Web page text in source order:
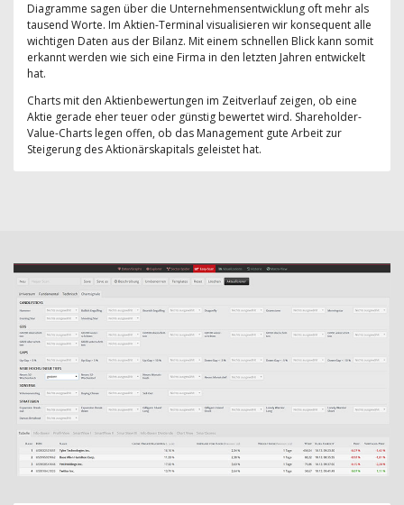
Diagramme sagen über die Unternehmensentwicklung oft mehr als
tausend Worte. Im Aktien-Terminal visualisieren wir konsequent alle
wichtigen Daten aus der Bilanz. Mit einem schnellen Blick kann somit
erkannt werden wie sich eine Firma in den letzten Jahren entwickelt
hat.
Charts mit den Aktienbewertungen im Zeitverlauf zeigen, ob eine
Aktie gerade eher teuer oder günstig bewertet wird. Shareholder-
Value-Charts legen offen, ob das Management gute Arbeit zur
Steigerung des Aktionärskapitals geleistet hat.